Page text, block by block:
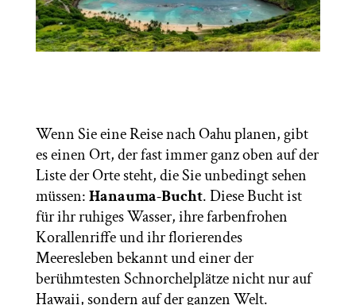
Wenn Sie eine Reise nach Oahu planen, gibt
es einen Ort, der fast immer ganz oben auf der
Liste der Orte steht, die Sie unbedingt sehen
müssen:Hanauma-Bucht. Diese Bucht ist
für ihr ruhiges Wasser, ihre farbenfrohen
Korallenriffe und ihr florierendes
Meeresleben bekannt und einer der
berühmtesten Schnorchelplätze nicht nur auf
Hawaii, sondern auf der ganzen Welt.